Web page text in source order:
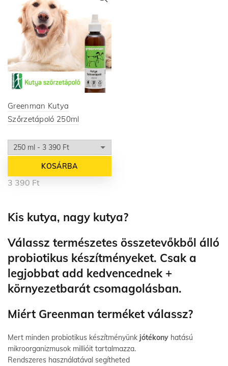
Greenman Kutya
Szőrzetápoló 250ml
KOSÁRBA
3 390 Ft
Kis kutya, nagy kutya?
Válassz természetes összetevőkből álló
probiotikus készítményeket. Csak a
legjobbat add kedvencednek +
környezetbarát csomagolásban.
Miért Greenman terméket válassz?
Mert minden probiotikus készítményünk jótékony hatású
mikroorganizmusok millióit tartalmazza.
Rendszeres használatával segítheted